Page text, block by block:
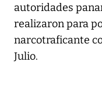
autoridades
realizaron para
narcotraficante
Julio.